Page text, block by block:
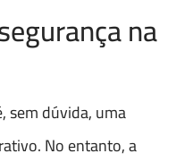
na
sem dúvida, uma
No entanto, a